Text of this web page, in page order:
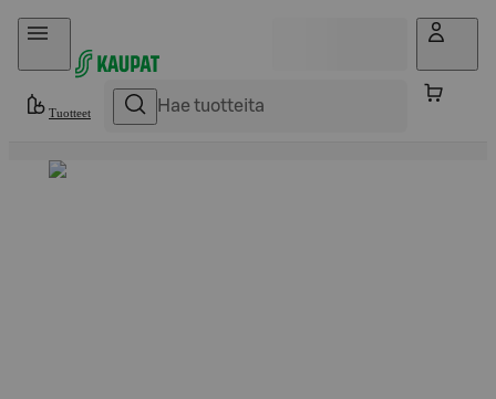
Hyppää sisältöön
Tuotteet